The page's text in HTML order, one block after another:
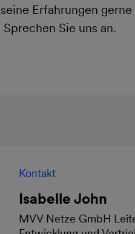
seine Erfahrungen
Sprechen Sie uns an.
Kontakt
Isabelle John
MVV Netze GmbH